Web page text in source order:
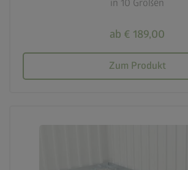
in 10 Größen
ab € 189,00
Zum Produkt